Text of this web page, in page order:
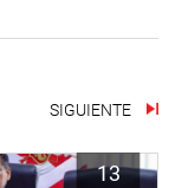
SIGUIENTE
13